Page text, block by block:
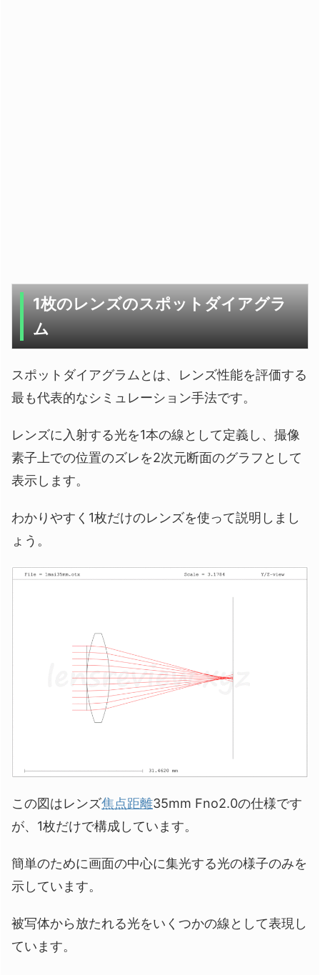
1枚のレンズのスポットダイアグラ
ム
スポットダイアグラムとは、レンズ性能を評価する
最も代表的なシミュレーション手法です。
レンズに入射する光を1本の線として定義し、撮像
素子上での位置のズレを2次元断面のグラフとして
表示します。
わかりやすく1枚だけのレンズを使って説明しまし
ょう。
この図はレンズ焦点距離35mm Fno2.0の仕様です
が、1枚だけで構成しています。
簡単のために画面の中心に集光する光の様子のみを
示しています。
被写体から放たれる光をいくつかの線として表現し
ています。